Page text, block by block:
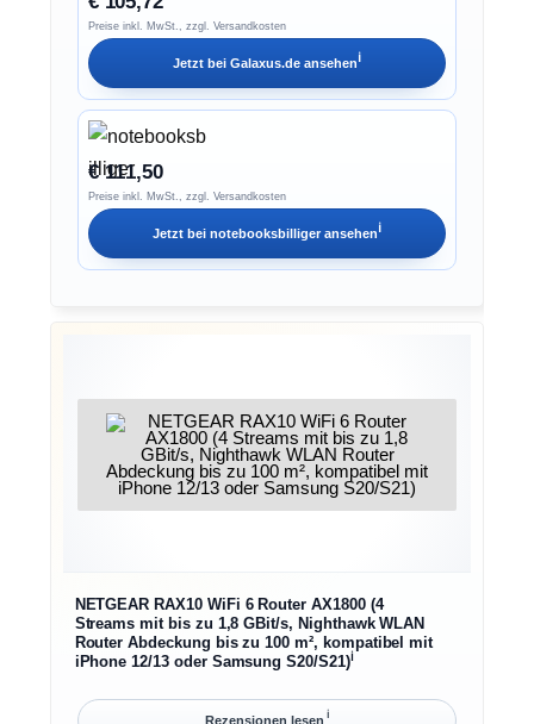
Preise inkl. MwSt., zzgl. Versandkosten
Jetzt bei Galaxus.de ansehenℹ︎
€ 111,50
Preise inkl. MwSt., zzgl. Versandkosten
Jetzt bei notebooksbilligeransehenℹ︎
NETGEAR RAX10 WiFi 6 Router AX1800 (4
Streams mit bis zu 1,8 GBit/s, Nighthawk WLAN
Router Abdeckung bis zu 100 m², kompatibel mit
iPhone 12/13 oder Samsung S20/S21)ℹ︎
Rezensionen lesen ℹ︎